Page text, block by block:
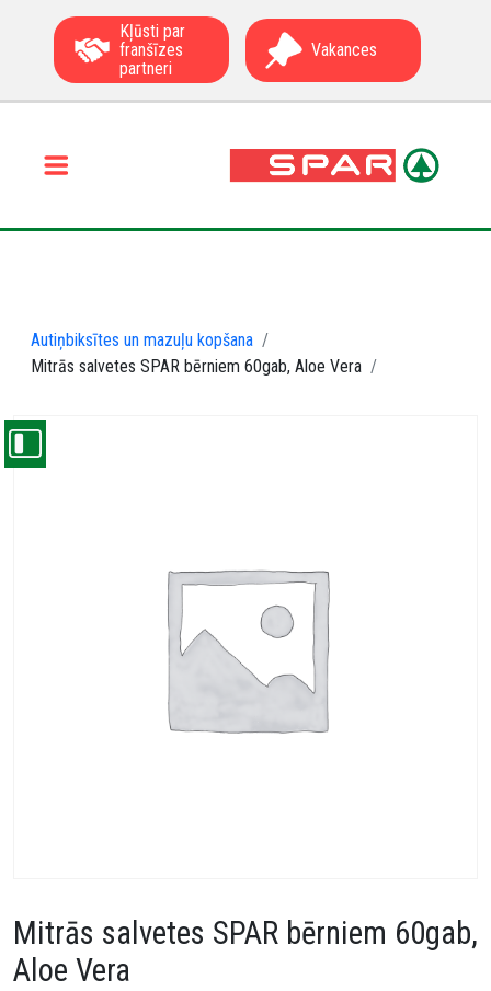
Kļūsti par
franšīzes
partneri
Vakances
Autiņbiksītes un mazuļu kopšana
Mitrās salvetes SPAR bērniem 60gab, Aloe Vera
Mitrās salvetes SPAR bērniem 60gab,
Aloe Vera